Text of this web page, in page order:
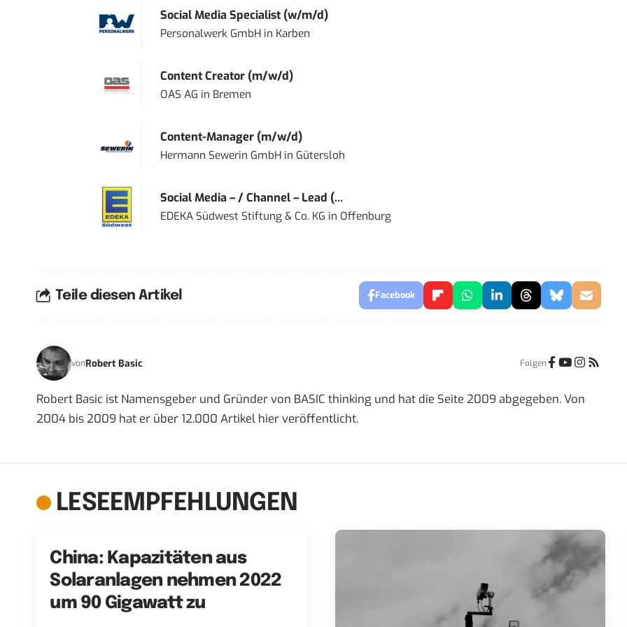
Social Media Specialist (w/m/d)
Personalwerk GmbHin Karben
Content Creator (m/w/d)
OAS AG in Bremen
Content-Manager (m/w/d)
Hermann Sewerin GmbHin Gütersloh
Social Media – / Channel – Lead (...
EDEKA Südwest Stiftung & Co. KG in Offenburg
Teile diesen Artikel Facebook
vonRobert Basic Folgen
Robert Basic ist Namensgeber und Gründer von BASIC thinking und hat die Seite 2009 abgegeben. Von
2004 bis 2009 hat er über 12.000 Artikel hier veröffentlicht.
LESEEMPFEHLUNGEN
China: Kapazitäten aus
Solaranlagen nehmen 2022
um 90 Gigawatt zu